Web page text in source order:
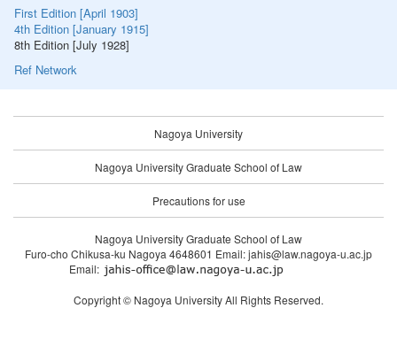
First Edition [April 1903]
4th Edition [January 1915]
8th Edition [July 1928]
Ref Network
Nagoya University
Nagoya University Graduate School of Law
Precautions for use
Nagoya University Graduate School of Law
Furo-cho Chikusa-ku Nagoya 4648601 Email: jahis@law.nagoya-u.ac.jp
Email:
Copyright © Nagoya University All Rights Reserved.